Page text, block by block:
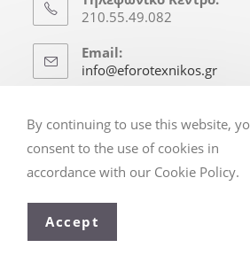
210.55.49.082
Email:
info@eforotexnikos.gr
Δευτ.-Παρ.: 8:30-16:30
(Απόγ. & Σ/Κ κατόπιν Ραντεβού)
By continuing to use this website,
consent to the use of cookies in
accordance with our Cookie Policy.
Accept